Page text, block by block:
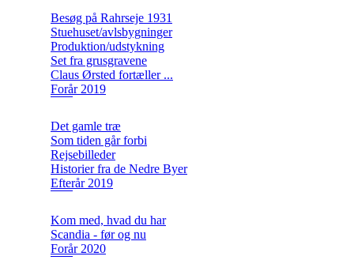
Besøg på Rahrseje 1931
Stuehuset/avlsbygninger
Produktion/udstykning
Set fra grusgravene
Claus Ørsted fortæller ...
Forår 2019
Det gamle træ
Som tiden går forbi
Rejsebilleder
Historier fra de Nedre Byer
Efterår 2019
Kom med, hvad du har
Scandia - før og nu
Forår 2020